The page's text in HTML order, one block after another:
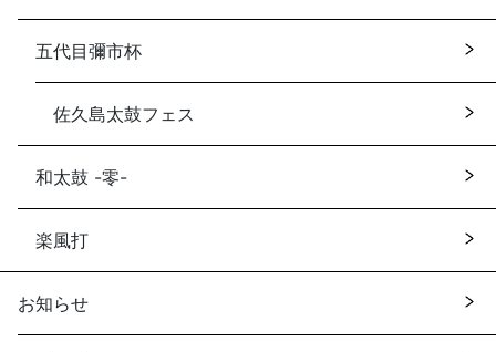
五代目彌市杯
佐久島太鼓フェス
和太鼓 -零-
楽風打
お知らせ